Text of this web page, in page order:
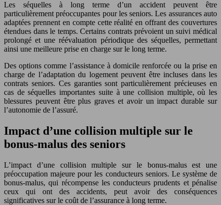
Les séquelles à long terme d’un accident peuvent être
particulièrement préoccupantes pour les seniors. Les assurances auto
adaptées prennent en compte cette réalité en offrant des couvertures
étendues dans le temps. Certains contrats prévoient un suivi médical
prolongé et une réévaluation périodique des séquelles, permettant
ainsi une meilleure prise en charge sur le long terme.
Des options comme l’assistance à domicile renforcée ou la prise en
charge de l’adaptation du logement peuvent être incluses dans les
contrats seniors. Ces garanties sont particulièrement précieuses en
cas de séquelles importantes suite à une collision multiple, où les
blessures peuvent être plus graves et avoir un impact durable sur
l’autonomie de l’assuré.
Impact d’une collision multiple sur le
bonus-malus des seniors
L’impact d’une collision multiple sur le bonus-malus est une
préoccupation majeure pour les conducteurs seniors. Le système de
bonus-malus, qui récompense les conducteurs prudents et pénalise
ceux qui ont des accidents, peut avoir des conséquences
significatives sur le coût de l’assurance à long terme.